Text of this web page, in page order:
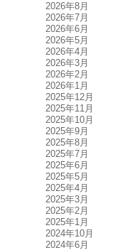
2026年8月
2026年7月
2026年6月
2026年5月
2026年4月
2026年3月
2026年2月
2026年1月
2025年12月
2025年11月
2025年10月
2025年9月
2025年8月
2025年7月
2025年6月
2025年5月
2025年4月
2025年3月
2025年2月
2025年1月
2024年10月
2024年6月